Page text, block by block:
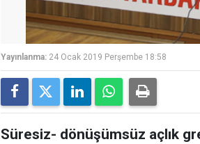
Yayınlanma: 24 Ocak 2019 Perşembe 18:58
Süresiz- dönüşümsüz açlık